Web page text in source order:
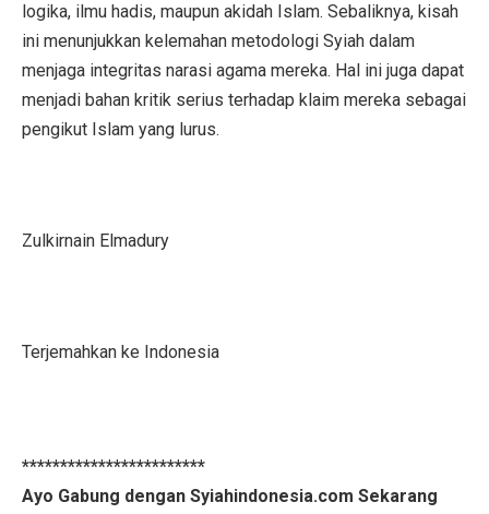
logika, ilmu hadis, maupun akidah Islam. Sebaliknya, kisah
ini menunjukkan kelemahan metodologi Syiah dalam
menjaga integritas narasi agama mereka. Hal ini juga dapat
menjadi bahan kritik serius terhadap klaim mereka sebagai
pengikut Islam yang lurus.
Zulkirnain Elmadury
Terjemahkan ke Indonesia
************************
Ayo Gabung dengan Syiahindonesia.com Sekarang